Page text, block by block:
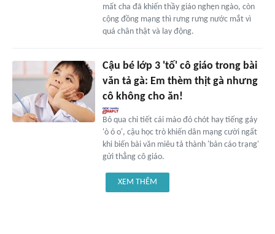
mất cha đã khiến thầy giáo nghẹn ngào, còn
cộng đồng mạng thì rưng rưng nước mắt vì
quá chân thật và lay động.
Cậu bé lớp 3 'tố' cô giáo trong bài
văn tả gà: Em thèm thịt gà nhưng
cô không cho ăn!
Bỏ qua chi tiết cái mào đỏ chót hay tiếng gáy
'ò ó o', cậu học trò khiến dân mạng cười ngất
khi biến bài văn miêu tả thành 'bản cáo trạng'
gửi thẳng cô giáo.
XEM THÊM